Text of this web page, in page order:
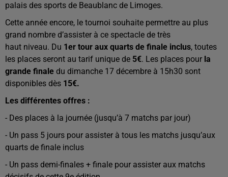
palais des sports de Beaublanc de Limoges.
Cette année encore, le tournoi souhaite permettre au plus
grand nombre d’assister à ce spectacle de très
haut niveau. Du 1er tour aux quarts de finale inclus, toutes
les places seront au tarif unique de 5€. Les places pour la
grande finale du dimanche 17 décembre à 15h30 sont
disponibles dès 15€.
Les différentes offres :
- Des places à la journée (jusqu’à 7 matchs par jour)
- Un pass 5 jours pour assister à tous les matchs jusqu’aux
quarts de finale inclus
- Un pass demi-finales + finale pour assister aux matchs